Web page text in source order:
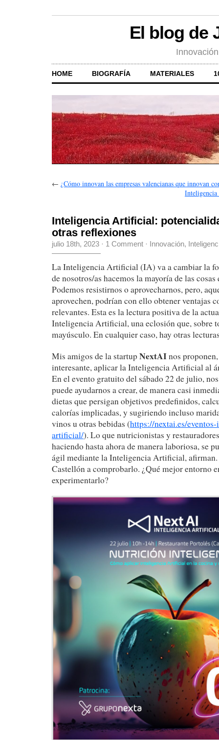
El blog de
HOME BIOGRAFÍA MATERIALES
← ¿Cómo innovan las empresas valencianas que innovan
Inteligencia Artificial:
otras reflexiones
julio 18th, 2023 · 1 Comment · Innovación,
La Inteligencia Artificial (IA) va a cambiar la
de nosotros/as hacemos la mayoría de las cosas
Podemos resistirnos o aprovecharnos, pero,
aprovechen, podrían con ello obtener ventajas
relevantes. Esta es la lectura positiva de la
Inteligencia Artificial, una eclosión que, sobre
mayúsculo. En cualquier caso, hay otras
Mis amigos de la startupNextAInos
interesante, aplicar la Inteligencia Artificial al
En el evento gratuito del sábado 22 de julio,
puede ayudarnos a crear, de manera casi
dietas que persigan objetivos predefinidos,
calorías implicadas, y sugiriendo incluso
vinos u otras bebidas (https://nextai.es/
artificial/). Lo que nutricionistas y
haciendo hasta ahora de manera laboriosa, se
ágil mediante la Inteligencia Artificial, afirman.
Castellón a comprobarlo. ¿Qué mejor entorno
experimentarlo?